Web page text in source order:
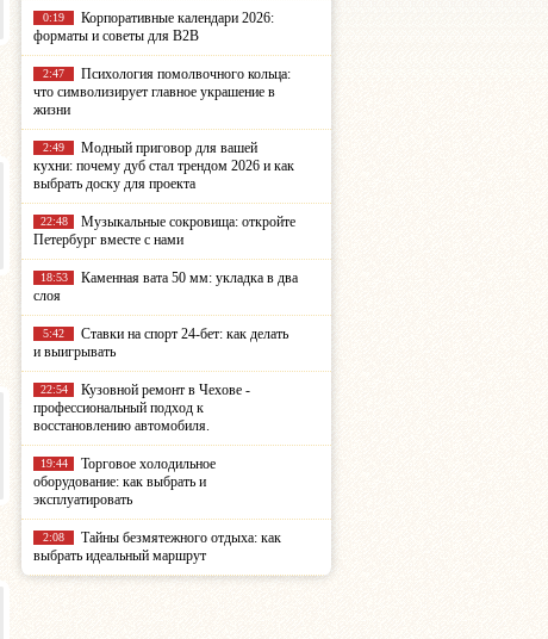
0:19
Корпоративные календари 2026:
форматы и советы для B2B
2:47
Психология помолвочного кольца:
что символизирует главное украшение в
жизни
2:49
Модный приговор для вашей
кухни: почему дуб стал трендом 2026 и как
выбрать доску для проекта
22:48
Музыкальные сокровища: откройте
Петербург вместе с нами
18:53
Каменная вата 50 мм: укладка в два
слоя
5:42
Ставки на спорт 24-бет: как делать
и выигрывать
22:54
Кузовной ремонт в Чехове -
профессиональный подход к
восстановлению автомобиля.
19:44
Торговое холодильное
оборудование: как выбрать и
эксплуатировать
2:08
Тайны безмятежного отдыха: как
выбрать идеальный маршрут